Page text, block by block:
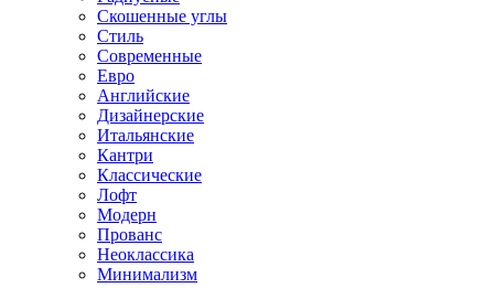
Скошенные углы
Стиль
Современные
Евро
Английские
Дизайнерские
Итальянские
Кантри
Классические
Лофт
Модерн
Прованс
Неоклассика
Минимализм